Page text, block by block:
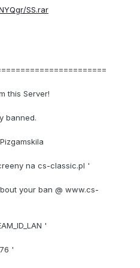
SS.rar
this Server!
banned.
na cs-classic.pl '
your ban @ www.cs-
'
'